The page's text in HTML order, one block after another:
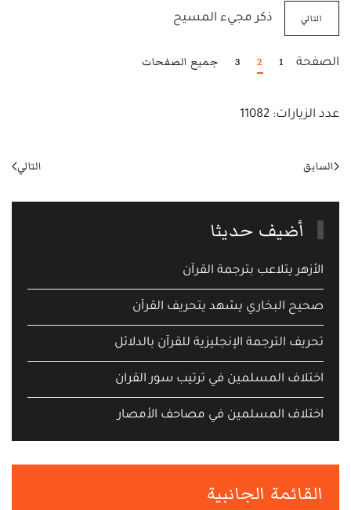
التالي ذكر مجيء المسيح
الصفحة 1
2
3 جميع الصفحات
عدد الزيارات: 11082
السابق التالي
أضيف حديثا
الأزهر يتلاعب بترجمة القرآن
صحيح البخاري يشهد يتحريف القرآن
تحريف الترجمة الإنجليزية للقرآن بالدلائل
اختلاف المسلمين في ترتيب سور القران
اختلاف المسلمين في مصاحف الأمصار
القائمة الجانبية